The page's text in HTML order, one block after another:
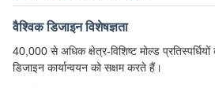
वैश्विक डिजाइन विशेषज्ञता
40,000 से अधिक क्षेत्र-विशिष्ट मोल्ड
डिजाइन कार्यान्वयन को सक्षम करते हैं।